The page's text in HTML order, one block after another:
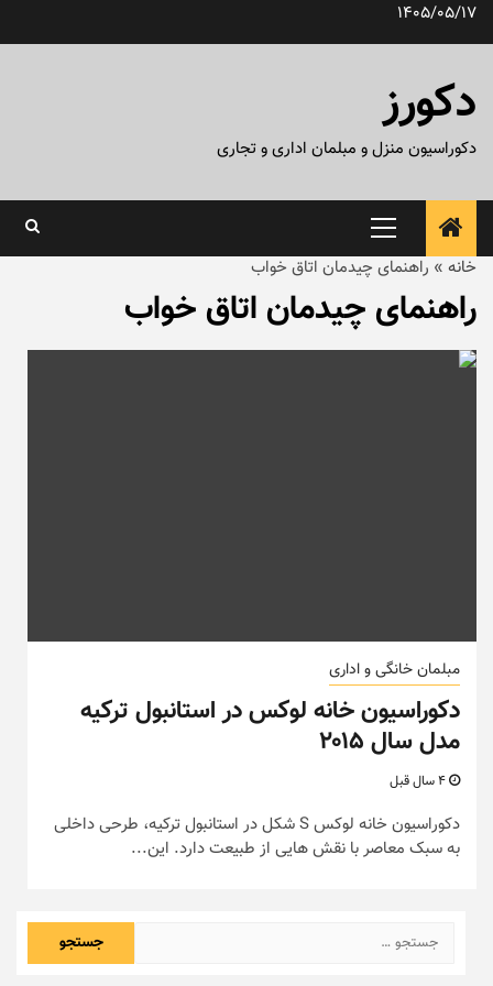
پرش1405/05/17
دکورز
دکوراسیون منزل و مبلمان اداری و تجاری
منوی
اصلی
خانه » راهنمای چیدمان اتاق خواب
راهنمای چیدمان اتاق خواب
مبلمان خانگی و اداری
دکوراسیون خانه لوکس در استانبول ترکیه
مدل سال ۲۰۱۵
دکوراسیون خانه لوکس S شکل در استانبول ترکیه، طرحی داخلی
به سبک معاصر با نقش هایی از طبیعت دارد. این...
جستجو
برای: